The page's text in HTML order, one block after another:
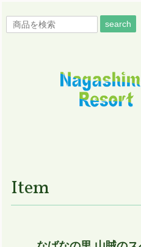
search
Item